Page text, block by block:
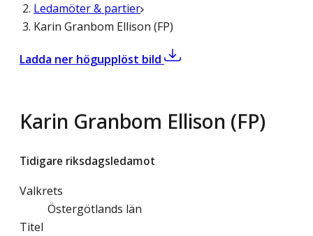
Ledamöter & partier
Karin Granbom Ellison (FP)
Ladda ner högupplöst bild ,Karin Granbom Ellison (FP)
Karin Granbom Ellison (FP)
Tidigare riksdagsledamot
Valkrets
Östergötlands län
Titel